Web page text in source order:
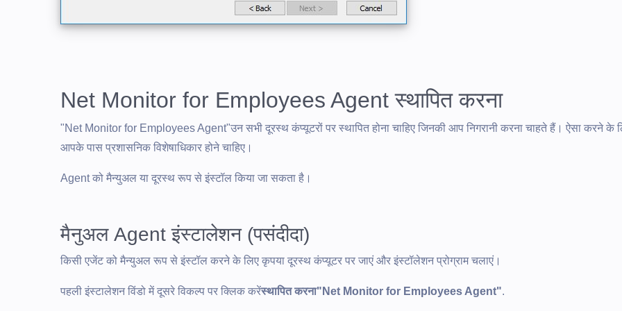
Net Monitor for Employees Agent स्थापित करना
"Net Monitor for Employees Agent"उन सभी दूरस्थ कंप्यूटरों पर स्थापित होना चाहिए जिनकी आप निगरानी करना चाहते हैं। ऐसा करने के
आपके पास प्रशासनिक विशेषाधिकार होने चाहिए।
Agent को मैन्युअल या दूरस्थ रूप से इंस्टॉल किया जा सकता है।
मैनुअल Agent इंस्टालेशन (पसंदीदा)
किसी एजेंट को मैन्युअल रूप से इंस्टॉल करने के लिए कृपया दूरस्थ कंप्यूटर पर जाएं और इंस्टॉलेशन प्रोग्राम चलाएं।
पहली इंस्टालेशन विंडो में दूसरे विकल्प पर क्लिक करेंस्थापित करना"Net Monitor for Employees Agent".